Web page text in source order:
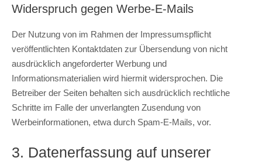
Widerspruch gegen Werbe-E-Mails
Der Nutzung von im Rahmen der Impressumspflicht
veröffentlichten Kontaktdaten zur Übersendung von nicht
ausdrücklich angeforderter Werbung und
Informationsmaterialien wird hiermit widersprochen. Die
Betreiber der Seiten behalten sich ausdrücklich rechtliche
Schritte im Falle der unverlangten Zusendung von
Werbeinformationen, etwa durch Spam-E-Mails, vor.
3. Datenerfassung auf unserer